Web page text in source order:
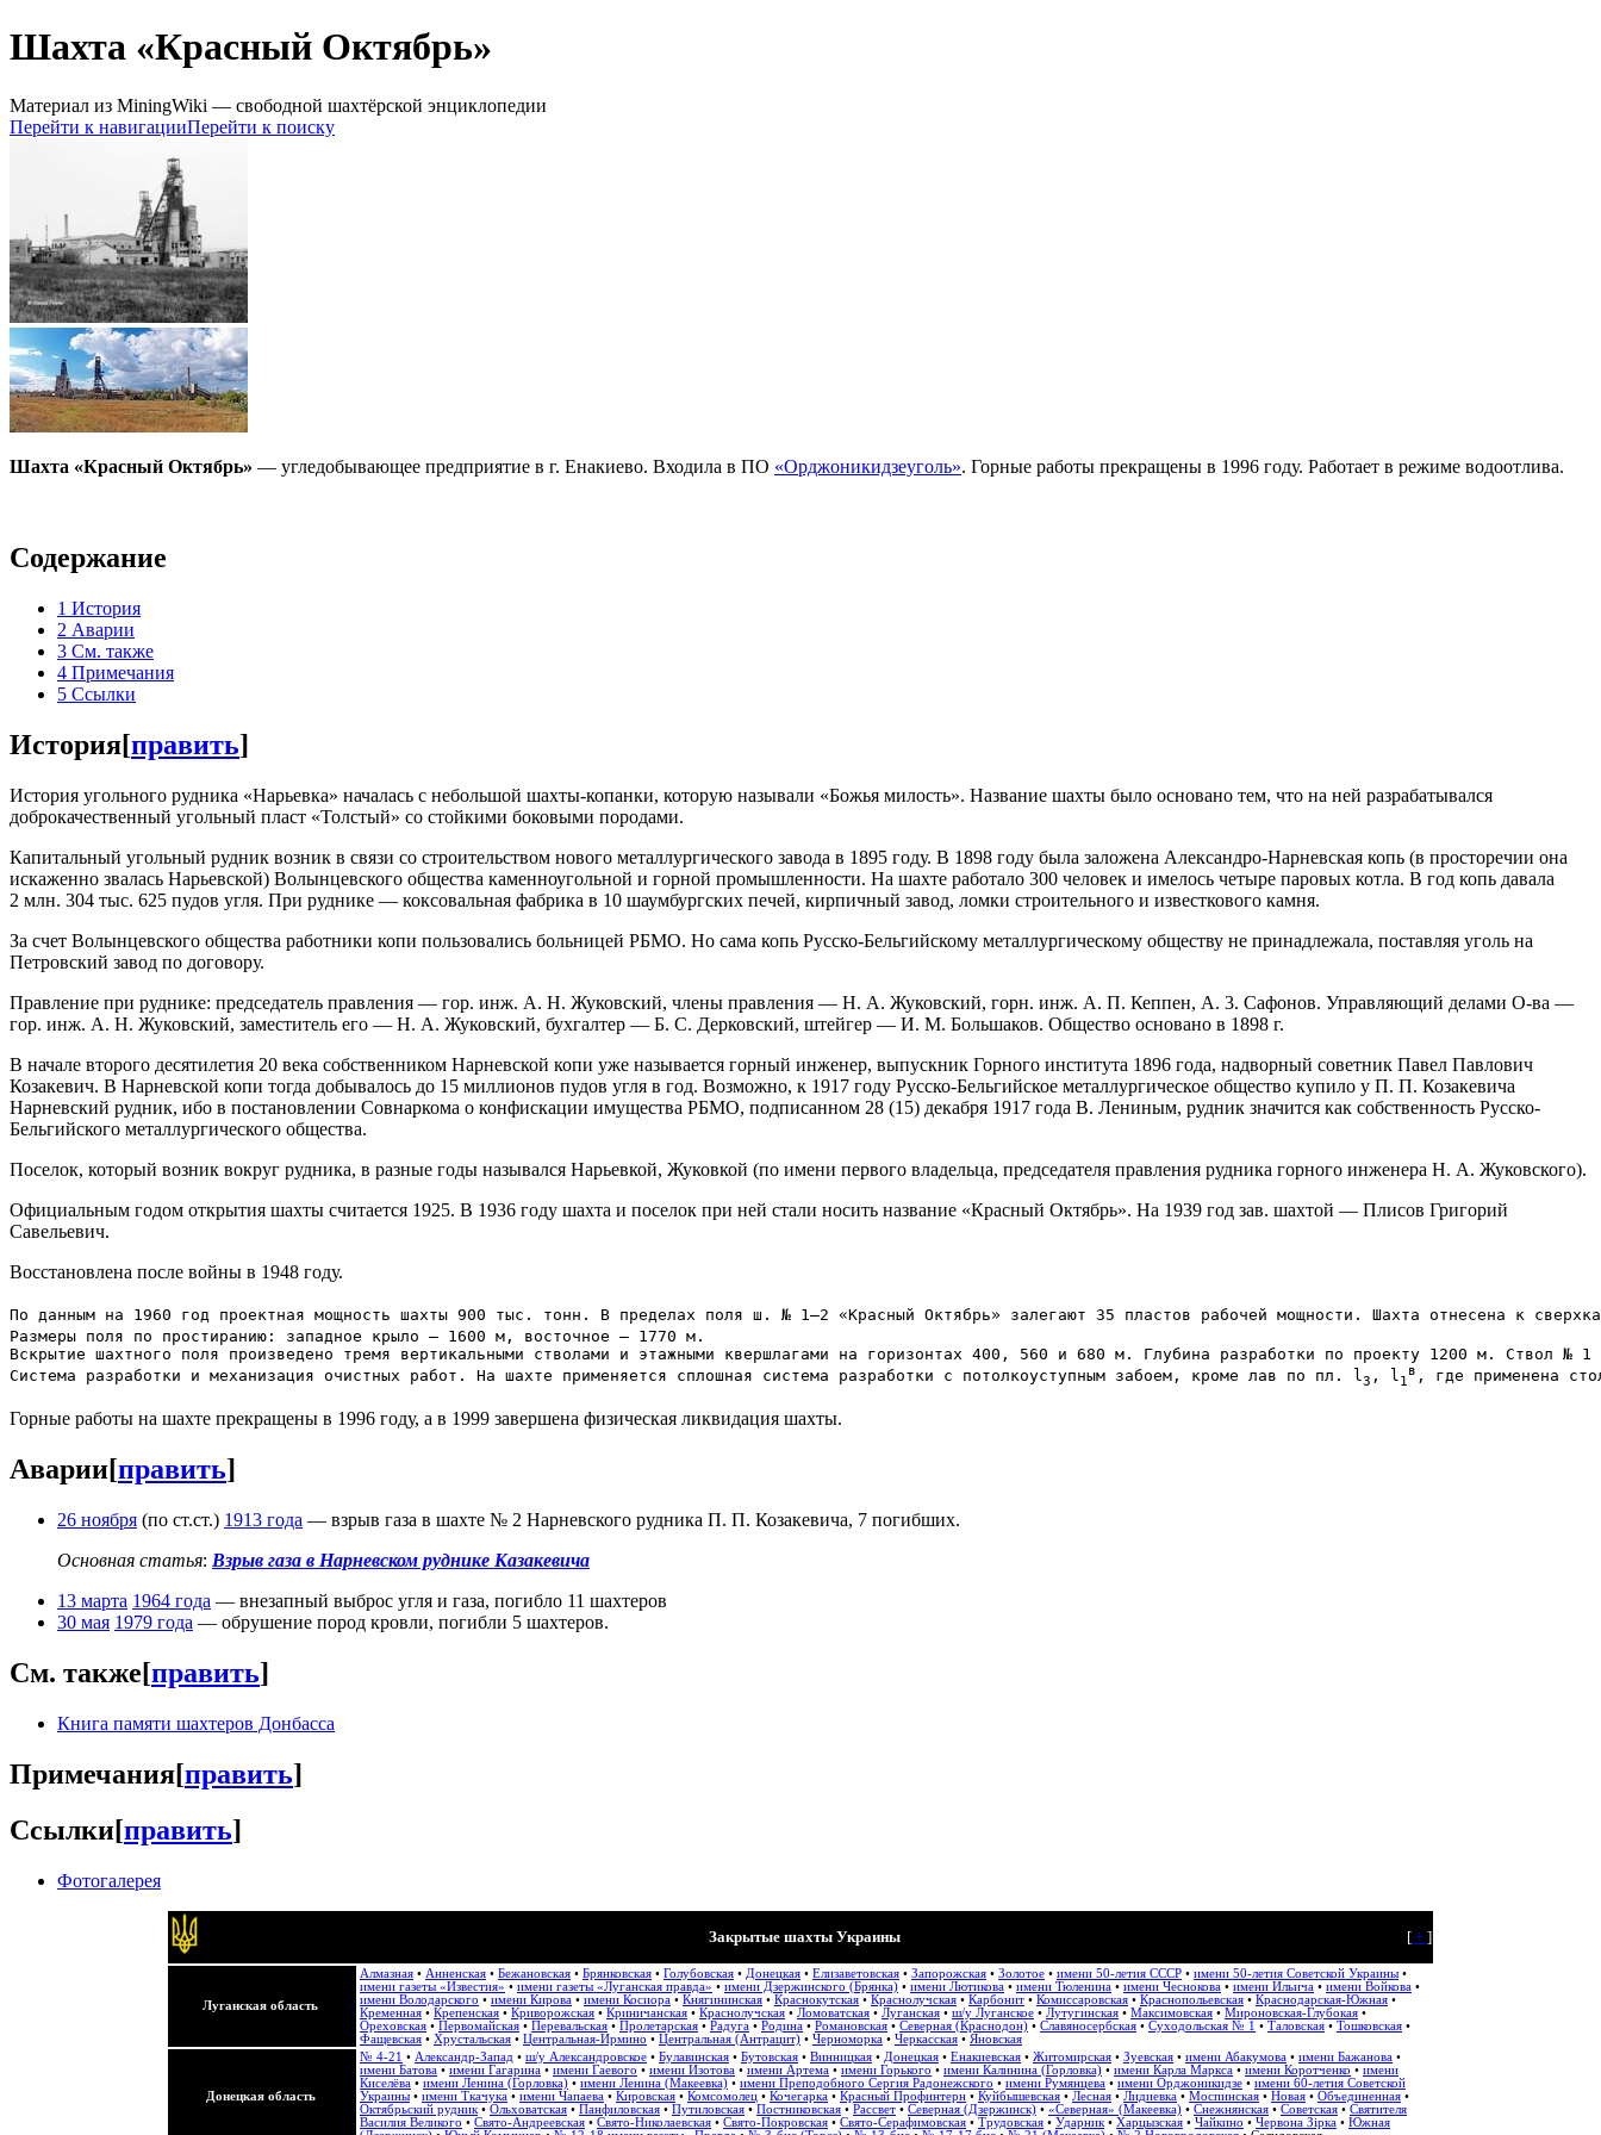
Шахта «Красный Октябрь»
Материал из MiningWiki — свободной шахтёрской энциклопедии
Перейти к навигацииПерейти к поиску
Шахта «Красный Октябрь» — угледобывающее предприятие в г. Енакиево. Входила в ПО «Орджоникидзеуголь». Горные работы прекращены в 1996 году. Работает в режиме водоотлива.
Содержание
1 История
2 Аварии
3 См. также
4 Примечания
5 Ссылки
История[править]
История угольного рудника «Нарьевка» началась с небольшой шахты-копанки, которую называли «Божья милость». Название шахты было основано тем, что на ней разрабатывался
доброкачественный угольный пласт «Толстый» со стойкими боковыми породами.
Капитальный угольный рудник возник в связи со строительством нового металлургического завода в 1895 году. В 1898 году была заложена Александро-Нарневская копь (в просторечии она
искаженно звалась Нарьевской) Волынцевского общества каменноугольной и горной промышленности. На шахте работало 300 человек и имелось четыре паровых котла. В год копь давала
2 млн. 304 тыс. 625 пудов угля. При руднике — коксовальная фабрика в 10 шаумбургских печей, кирпичный завод, ломки строительного и известкового камня.
За счет Волынцевского общества работники копи пользовались больницей РБМО. Но сама копь Русско-Бельгийскому металлургическому обществу не принадлежала, поставляя уголь на
Петровский завод по договору.
Правление при руднике: председатель правления — гор. инж. А. Н. Жуковский, члены правления — H. А. Жуковский, горн. инж. А. П. Кеппен, А. 3. Сафонов. Управляющий делами О-ва —
гор. инж. А. Н. Жуковский, заместитель его — Н. A. Жуковский, бухгалтер — Б. С. Дерковский, штейгер — И. М. Большаков. Общество основано в 1898 г.
В начале второго десятилетия 20 века собственником Нарневской копи уже называется горный инженер, выпускник Горного института 1896 года, надворный советник Павел Павлович
Козакевич. В Нарневской копи тогда добывалось до 15 миллионов пудов угля в год. Возможно, к 1917 году Русско-Бельгийское металлургическое общество купило у П. П. Козакевича
Нарневский рудник, ибо в постановлении Совнаркома о конфискации имущества РБМО, подписанном 28 (15) декабря 1917 года В. Лениным, рудник значится как собственность Русско-
Бельгийского металлургического общества.
Поселок, который возник вокруг рудника, в разные годы назывался Нарьевкой, Жуковкой (по имени первого владельца, председателя правления рудника горного инженера Н. А. Жуковского).
Официальным годом открытия шахты считается 1925. В 1936 году шахта и поселок при ней стали носить название «Красный Октябрь». На 1939 год зав. шахтой — Плисов Григорий
Савельевич.
Восстановлена после войны в 1948 году.
По данным на 1960 год проектная мощность шахты 900 тыс. тонн. В пределах поля ш. № 1—2 «Красный Октябрь» залегают 35 пластов рабочей мощности. Шахта отнесена к
Размеры поля по простиранию: западное крыло — 1600 м, восточное — 1770 м.
Вскрытие шахтного поля произведено тремя вертикальными стволами и этажными квершлагами на горизонтах 400, 560 и 680 м. Глубина разработки по проекту 1200 м. Ствол
Система разработки и механизация очистных работ. На шахте применяется сплошная система разработки с потолкоуступным забоем, кроме лав по пл. l3 , l1
в
Горные работы на шахте прекращены в 1996 году, а в 1999 завершена физическая ликвидация шахты.
Аварии[править]
26 ноября (по ст.ст.) 1913 года — взрыв газа в шахте № 2 Нарневского рудника П. П. Козакевича, 7 погибших.
Основная статья: Взрыв газа в Нарневском руднике Казакевича
13 марта 1964 года — внезапный выброс угля и газа, погибло 11 шахтеров
30 мая 1979 года — обрушение пород кровли, погибли 5 шахтеров.
См. также[править]
Книга памяти шахтеров Донбасса
Примечания[править]
Ссылки[править]
Фотогалерея
[ + ]
Закрытые шахты Украины
Луганская область
Алмазная • Анненская • Бежановская • Брянковская • Голубовская • Донецкая • Елизаветовская • Запорожская • Золотое • имени 50-летия СССР • имени 50-летия Советской Украины •
имени газеты «Известия» • имени газеты «Луганская правда» • имени Дзержинского (Брянка) • имени Лютикова • имени Тюленина • имени Чеснокова • имени Ильича • имени Войкова •
имени Володарского • имени Кирова • имени Косиора • Княгининская • Краснокутская • Краснолучская • Карбонит • Комиссаровская • Краснопольевская • Краснодарская-Южная •
Кременная • Крепенская • Криворожская • Криничанская • Краснолучская • Ломоватская • Луганская • ш/у Луганское • Лутугинская • Максимовская • Мироновская-Глубокая •
Ореховская • Первомайская • Перевальская • Пролетарская • Радуга • Родина • Романовская • Северная (Краснодон) • Славяносербская • Суходольская № 1 • Таловская • Тошковская •
Фащевская • Хрустальская • Центральная-Ирмино • Центральная (Антрацит) • Черноморка • Черкасская • Яновская
Донецкая область
№ 4-21 • Александр-Запад • ш/у Александровское • Булавинская • Бутовская • Винницкая • Донецкая • Енакиевская • Житомирская • Зуевская • имени Абакумова • имени Бажанова •
имени Батова • имени Гагарина • имени Гаевого • имени Изотова • имени Артема • имени Горького • имени Калинина (Горловка) • имени Карла Маркса • имени Коротченко • имени
Киселёва • имени Ленина (Горловка) • имени Ленина (Макеевка) • имени Преподобного Сергия Радонежского • имени Румянцева • имени Орджоникидзе • имени 60-летия Советской
Украины • имени Ткачука • имени Чапаева • Кировская • Комсомолец • Кочегарка • Красный Профинтерн • Куйбышевская • Лесная • Лидиевка • Моспинская • Новая • Объединенная •
Октябрьский рудник • Ольховатская • Панфиловская • Путиловская • Постниковская • Рассвет • Северная (Дзержинск) • «Северная» (Макеевка) • Снежнянская • Советская • Святителя
Василия Великого • Свято-Андреевская • Свято-Николаевская • Свято-Покровская • Свято-Серафимовская • Трудовская • Ударник • Харцызская • Чайкино • Червона Зірка • Южная